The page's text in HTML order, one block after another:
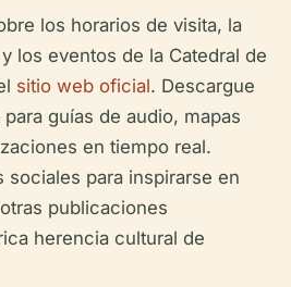
los horarios de visita, la
los eventos de la Catedral de
sitio web oficial. Descargue
guías de audio, mapas
en tiempo real.
sociales para inspirarse en
publicaciones
herencia cultural de